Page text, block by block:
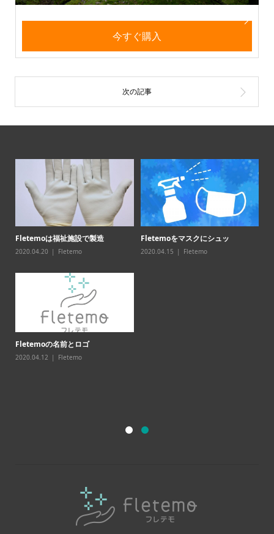
今すぐ購入
Fletemoは福祉施設で製造
2020.04.20 Fletemo
Fletemoをマスクにシュッ
2020.04.15 Fletemo
Fletemoの名前とロゴ
2020.04.12 Fletemo